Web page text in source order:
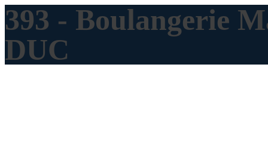
393 - Boulangerie
DUC